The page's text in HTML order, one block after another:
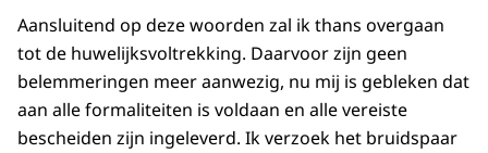
Aansluitend op deze woorden zal ik thans overgaan
tot de huwelijksvoltrekking. Daarvoor zijn geen
belemmeringen meer aanwezig, nu mij is gebleken dat
aan alle formaliteiten is voldaan en alle vereiste
bescheiden zijn ingeleverd. Ik verzoek het bruidspaar